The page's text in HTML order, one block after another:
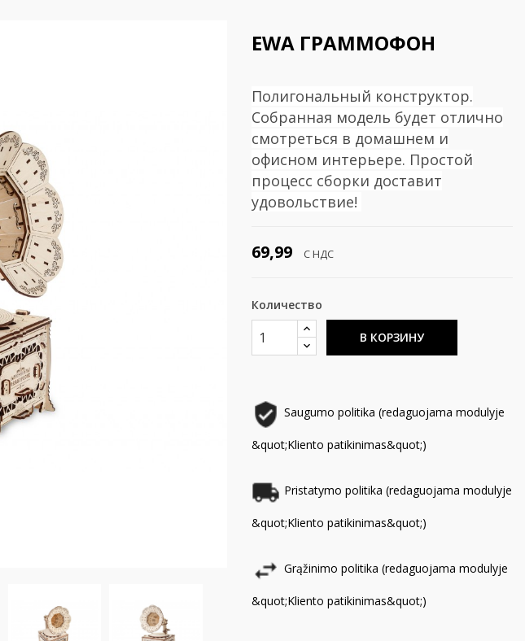
EWA ГРАММОФОН
Полигональный конструктор.
Собранная модель будет отлично
смотреться в домашнем и
офисном интерьере. Простой
процесс сборки доставит
удовольствие!
69,99 С НДС
Количество
В КОРЗИНУ
Saugumo politika (redaguojama modulyje
&quot;Kliento patikinimas&quot;)
Pristatymo politika (redaguojama modulyje
&quot;Kliento patikinimas&quot;)
Grąžinimo politika (redaguojama modulyje
&quot;Kliento patikinimas&quot;)